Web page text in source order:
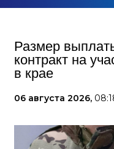
Размер
контракт на
в крае
06 августа 2026,